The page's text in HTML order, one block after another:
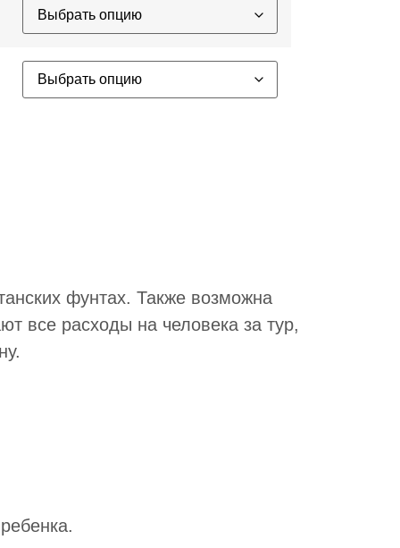
фунтах. Также возможна
все расходы на человека за тур,